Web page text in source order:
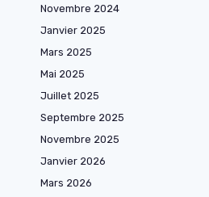
Novembre 2024
Janvier 2025
Mars 2025
Mai 2025
Juillet 2025
Septembre 2025
Novembre 2025
Janvier 2026
Mars 2026